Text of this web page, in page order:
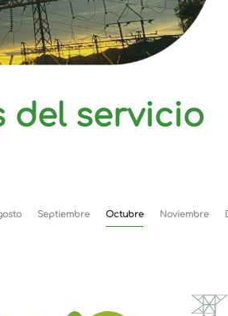
del servicio
Septiembre Octubre Noviembre